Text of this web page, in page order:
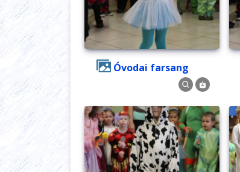
Óvodai farsang